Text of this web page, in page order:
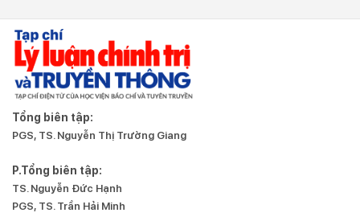
Tổng biên tập:
PGS, TS. Nguyễn Thị Trường Giang
P.Tổng biên tập:
TS. Nguyễn Đức Hạnh
PGS, TS. Trần Hải Minh